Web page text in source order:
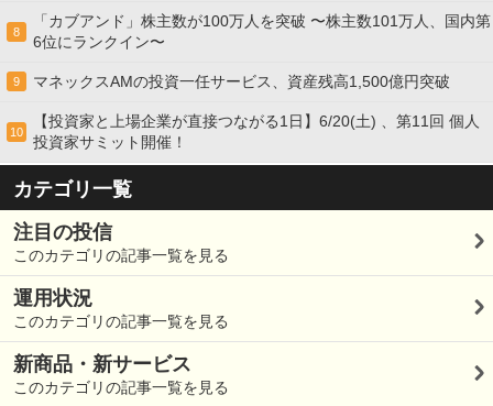
8
「カブアンド」株主数が100万人を突破 〜株主数101万人、国内第
6位にランクイン〜
9 マネックスAMの投資一任サービス、資産残高1,500億円突破
10
【投資家と上場企業が直接つながる1日】6/20(土) 、第11回 個人
投資家サミット開催！
カテゴリ一覧
注目の投信
このカテゴリの記事一覧を見る
運用状況
このカテゴリの記事一覧を見る
新商品・新サービス
このカテゴリの記事一覧を見る